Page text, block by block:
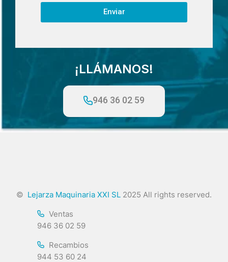
Enviar
¡LLÁMANOS!
946 36 02 59
© Lejarza Maquinaria XXI SL 2025 All rights reserved.
Ventas
946 36 02 59
Recambios
944 53 60 24